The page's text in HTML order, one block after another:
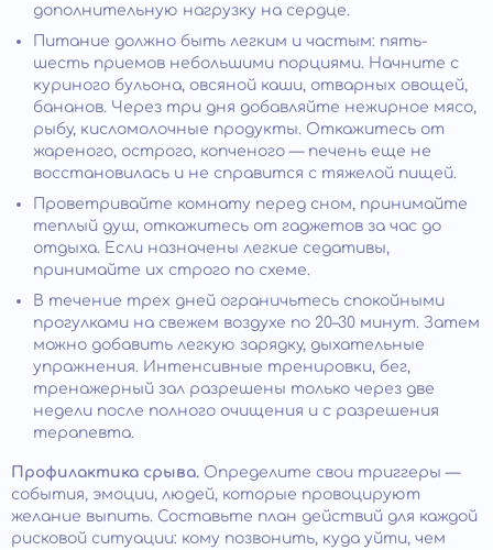
дополнительную нагрузку на сердце.
Питание должно быть легким и частым: пять-
шесть приемов небольшими порциями. Начните с
куриного бульона, овсяной каши, отварных овощей,
бананов. Через три дня добавляйте нежирное мясо,
рыбу, кисломолочные продукты. Откажитесь от
жареного, острого, копченого — печень еще не
восстановилась и не справится с тяжелой пищей.
Проветривайте комнату перед сном, принимайте
теплый душ, откажитесь от гаджетов за час до
отдыха. Если назначены легкие седативы,
принимайте их строго по схеме.
В течение трех дней ограничьтесь спокойными
прогулками на свежем воздухе по 20–30 минут. Затем
можно добавить легкую зарядку, дыхательные
упражнения. Интенсивные тренировки, бег,
тренажерный зал разрешены только через две
недели после полного очищения и с разрешения
терапевта.
Профилактика срыва. Определите свои триггеры —
события, эмоции, людей, которые провоцируют
желание выпить. Составьте план действий для каждой
рисковой ситуации: кому позвонить, куда уйти, чем